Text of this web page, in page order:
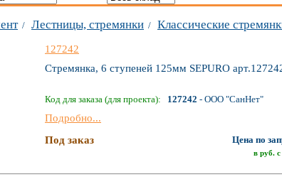
/ Лестницы, стремянки / Классические
127242
Стремянка, 6 ступеней 125мм SEPURO
Код для заказа (для проекта): 127242 - ООО "СанНет"
Подробно...
Под заказ
Цена по
в руб.